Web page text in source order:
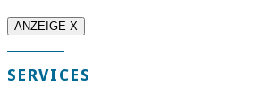
ANZEIGE X
SERVICES